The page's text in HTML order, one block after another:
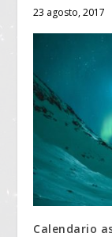
23 agosto, 2017
Calendario